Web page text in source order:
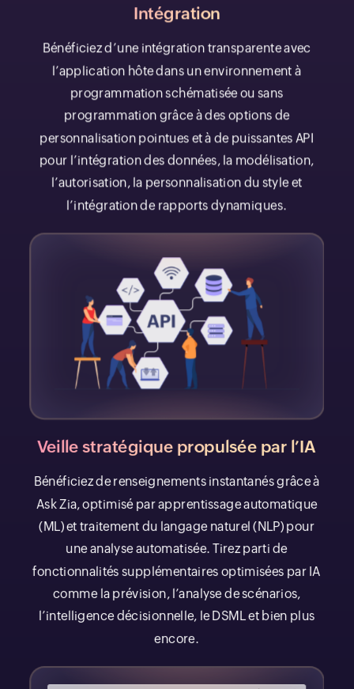
Intégration
Bénéficiez d’une intégration transparente avec
l’application hôte dans un environnement à
programmation schématisée ou sans
programmation grâce à des options de
personnalisation pointues et à de puissantes API
pour l’intégration des données, la modélisation,
l’autorisation, la personnalisation du style et
l’intégration de rapports dynamiques.
Veille stratégique propulsée par l’IA
Bénéficiez de renseignements instantanés grâce à
Ask Zia, optimisé par apprentissage automatique
(ML) et traitement du langage naturel (NLP) pour
une analyse automatisée. Tirez parti de
fonctionnalités supplémentaires optimisées par IA
comme la prévision, l’analyse de scénarios,
l’intelligence décisionnelle, le DSML et bien plus
encore.